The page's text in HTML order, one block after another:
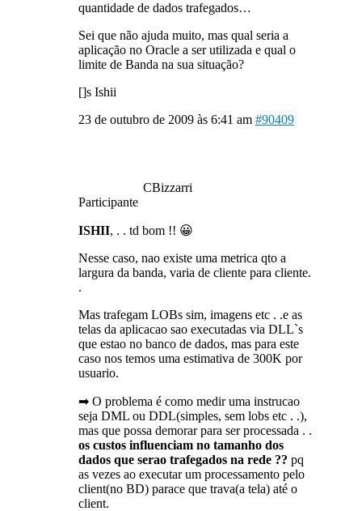
quantidade de dados trafegados…
Sei que não ajuda muito, mas qual seria a
aplicação no Oracle a ser utilizada e qual o
limite de Banda na sua situação?
[]s Ishii
23 de outubro de 2009 às 6:41 am #90409
CBizzarri
Participante
ISHII, . . td bom !! 😀
Nesse caso, nao existe uma metrica qto a
largura da banda, varia de cliente para cliente.
.
Mas trafegam LOBs sim, imagens etc . .e as
telas da aplicacao sao executadas via DLL`s
que estao no banco de dados, mas para este
caso nos temos uma estimativa de 300K por
usuario.
➡ O problema é como medir uma instrucao
seja DML ou DDL(simples, sem lobs etc . .),
mas que possa demorar para ser processada . .
os custos influenciam no tamanho dos
dados que serao trafegados na rede ?? pq
as vezes ao executar um processamento pelo
client(no BD) parace que trava(a tela) até o
client.